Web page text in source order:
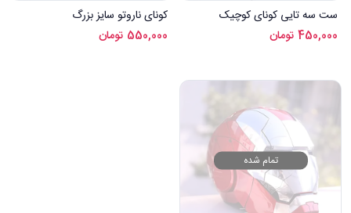
ست سه تایی کونای کوچیک
450,000 تومان
کونای ناروتو سایز بزرگ
550,000 تومان
تمام شده